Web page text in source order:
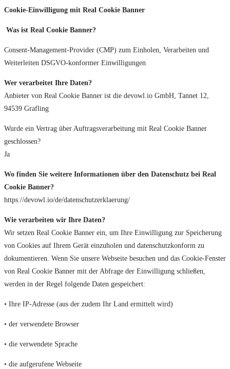
Cookie-Einwilligung mit Real Cookie Banner
Was ist Real Cookie Banner?
Consent-Management-Provider (CMP) zum Einholen, Verarbeiten und
Weiterleiten DSGVO-konformer Einwilligungen
Wer verarbeitet Ihre Daten?
Anbieter von Real Cookie Banner ist die devowl.io GmbH, Tannet 12,
94539 Grafling
Wurde ein Vertrag über Auftragsverarbeitung mit Real Cookie Banner
geschlossen?
Ja
Wo finden Sie weitere Informationen über den Datenschutz bei Real
Cookie Banner?
https://devowl.io/de/datenschutzerklaerung/
Wie verarbeiten wir Ihre Daten?
Wir setzen Real Cookie Banner ein, um Ihre Einwilligung zur Speicherung
von Cookies auf Ihrem Gerät einzuholen und datenschutzkonform zu
dokumentieren. Wenn Sie unsere Webseite besuchen und das Cookie-Fenster
von Real Cookie Banner mit der Abfrage der Einwilligung schließen,
werden in der Regel folgende Daten gespeichert:
• Ihre IP-Adresse (aus der zudem Ihr Land ermittelt wird)
• der verwendete Browser
• die verwendete Sprache
• die aufgerufene Webseite